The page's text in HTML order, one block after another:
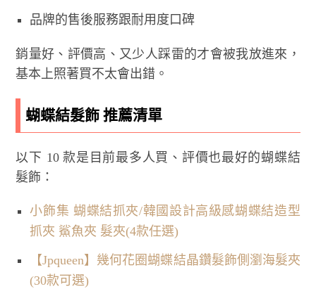
品牌的售後服務跟耐用度口碑
銷量好、評價高、又少人踩雷的才會被我放進來，
基本上照著買不太會出錯。
蝴蝶結髮飾 推薦清單
以下 10 款是目前最多人買、評價也最好的蝴蝶結
髮飾：
小飾集 蝴蝶結抓夾/韓國設計高級感蝴蝶結造型
抓夾 鯊魚夾 髮夾(4款任選)
【Jpqueen】幾何花圈蝴蝶結晶鑽髮飾側瀏海髮夾
(30款可選)